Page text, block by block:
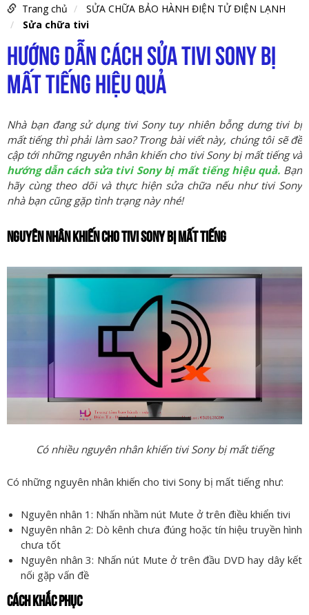
Trang chủ
SỬA CHỮA BẢO HÀNH ĐIỆN TỬ ĐIỆN LẠNH
Sửa chữa tivi
HƯỚNG DẪN CÁCH SỬA TIVI SONY BỊ
MẤT TIẾNG HIỆU QUẢ
Nhà bạn đang sử dụng tivi Sony tuy nhiên bỗng dưng tivi bị
mất tiếng thì phải làm sao? Trong bài viết này, chúng tôi sẽ đề
cập tới những nguyên nhân khiến cho tivi Sony bị mất tiếng và
hướng dẫn cách sửa tivi Sony bị mất tiếng hiệu quả. Bạn
hãy cùng theo dõi và thực hiện sửa chữa nếu như tivi Sony
nhà bạn cũng gặp tình trạng này nhé!
NGUYÊN NHÂN KHIẾN CHO TIVI SONY BỊ MẤT TIẾNG
Có nhiều nguyên nhân khiến tivi Sony bị mất tiếng
Có những nguyên nhân khiến cho tivi Sony bị mất tiếng như:
Nguyên nhân 1: Nhấn nhầm nút Mute ở trên điều khiển tivi
Nguyên nhân 2: Dò kênh chưa đúng hoặc tín hiệu truyền hình
chưa tốt
Nguyên nhân 3: Nhấn nút Mute ở trên đầu DVD hay dây kết
nối gặp vấn đề
CÁCH KHẮC PHỤC